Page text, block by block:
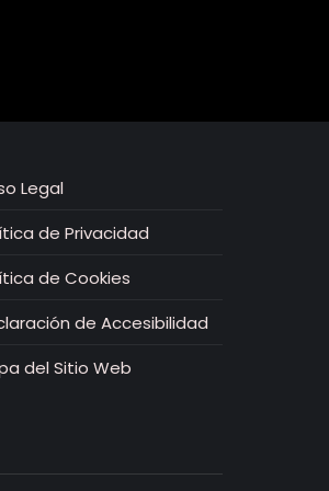
Legal
de Privacidad
de Cookies
de Accesibilidad
del Sitio Web